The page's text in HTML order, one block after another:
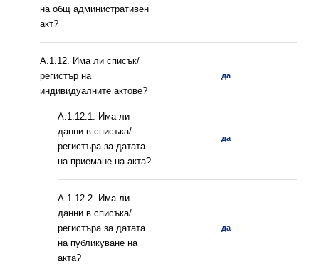
на общ административен
акт?
А.1.12. Има ли списък/
регистър на
индивидуалните актове?
да
A.1.12.1. Има ли
данни в списъка/
регистъра за датата
на приемане на акта?
да
A.1.12.2. Има ли
данни в списъка/
регистъра за датата
на публикуване на
акта?
да